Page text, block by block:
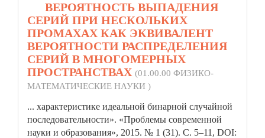
ВЕРОЯТНОСТЬ ВЫПАДЕНИЯ
СЕРИЙ ПРИ НЕСКОЛЬКИХ
ПРОМАХАХ КАК ЭКВИВАЛЕНТ
ВЕРОЯТНОСТИ РАСПРЕДЕЛЕНИЯ
СЕРИЙ В МНОГОМЕРНЫХ
ПРОСТРАНСТВАХ (01.00.00 ФИЗИКО-
МАТЕМАТИЧЕСКИЕ НАУКИ )
... характеристике идеальной бинарной случайной
последовательности». «Проблемы современной
науки и образования», 2015. № 1 (31). С. 5–11, DOI: